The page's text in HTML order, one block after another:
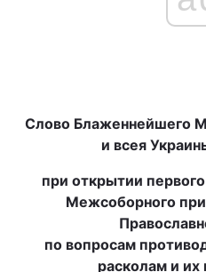
Слово Блаженнейшего
и всея
при открытии
Межсоборного
по вопросам
расколам и